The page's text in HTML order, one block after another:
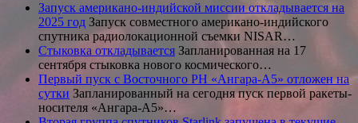
Запуск американо-индийской миссии откладывается на
2025 год Запуск совместного американо-индийского
спутника радиолокационной съемки NISAR…
Стыковка откладывается Запланированная на 17
сентября стыковка нового космического…
Первый пуск с Восточного РН «Ангара-А5» отложен на
сутки Запланированный на сегодня пуск первой ракеты-
носителя «Ангара-А5»…